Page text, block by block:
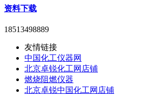
资料下载
18513498889
友情链接
中国化工仪器网
北京卓锐化工网店铺
燃烧阻燃仪器
北京卓锐中国化工网店铺